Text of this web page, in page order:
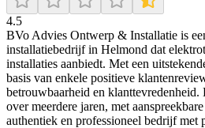
4.5
BVo Advies Ontwerp & Installatie is
installatiebedrijf in Helmond dat
installaties aanbiedt. Met een
basis van enkele positieve
betrouwbaarheid en
over meerdere jaren, met
authentiek en professioneel bedrijf met